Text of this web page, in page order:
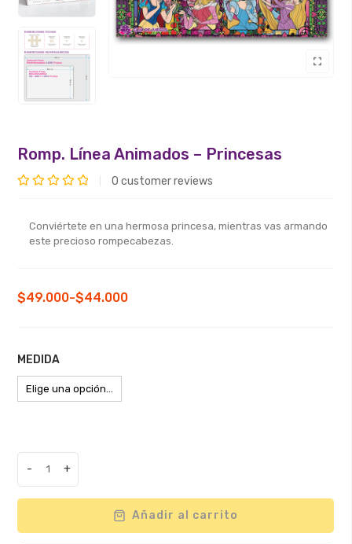
Romp. Línea Animados – Princesas
Conviértete en una hermosa princesa, mientras vas armando
este precioso rompecabezas.
0 customer reviews
$44.000
-
$49.000
Rango
desde
$44.000
hasta
MEDIDA
-
Romp.
-
+
Añadir al carrito